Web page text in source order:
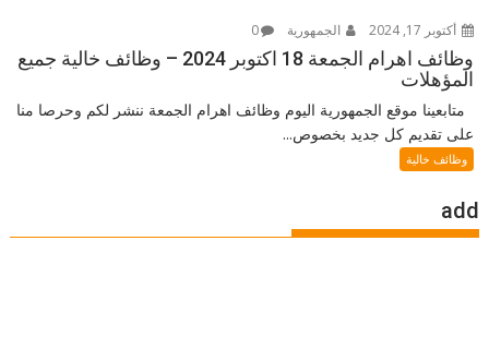
أكتوبر 17, 2024 الجمهورية 0
وظائف اهرام الجمعة 18 اكتوبر 2024 – وظائف خالية جميع
المؤهلات
متابعينا موقع الجمهورية اليوم وظائف اهرام الجمعة ننشر لكم وحرصا منا
على تقديم كل جديد بخصوص...
وظائف خالية
add